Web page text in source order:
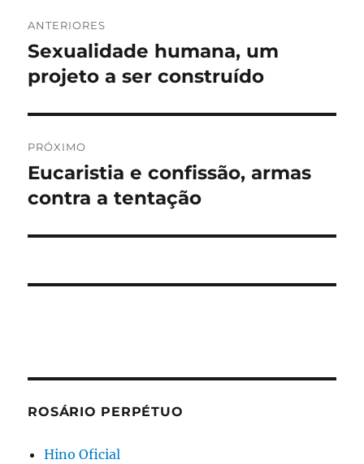
de
Post
ANTERIORES
Post
anterior:
Sexualidade humana, um
projeto a ser construído
PRÓXIMO
Próximo
post:
Eucaristia e confissão, armas
contra a tentação
ROSÁRIO PERPÉTUO
Hino Oficial